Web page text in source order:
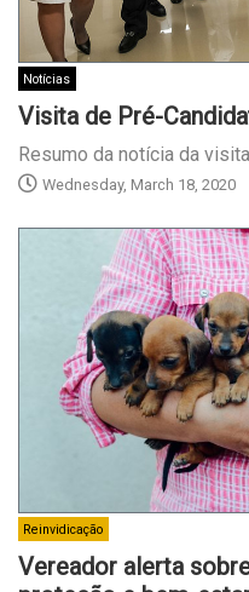
Notícias
Visita de Pré-
Resumo da notícia da
Wednesday, March 18, 2020
Reinvidicação
Vereador alerta